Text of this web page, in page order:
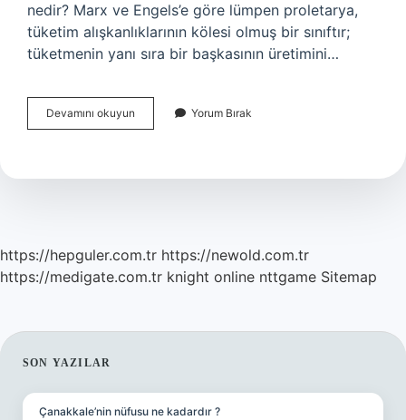
nedir? Marx ve Engels’e göre lümpen proletarya,
tüketim alışkanlıklarının kölesi olmuş bir sınıftır;
tüketmenin yanı sıra bir başkasının üretimini…
Devamını okuyun Lümpenlik
Ne
Yorum Bırak
https://hepguler.com.tr https://newold.com.tr
https://medigate.com.tr knight online nttgame Sitemap
SIDEBAR
SON YAZILAR
Çanakkale’nin nüfusu ne kadardır ?